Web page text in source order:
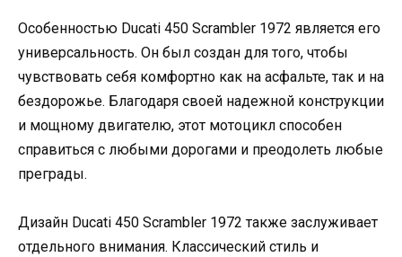
Особенностью Ducati 450 Scrambler 1972 является его
универсальность. Он был создан для того, чтобы
чувствовать себя комфортно как на асфальте, так и на
бездорожье. Благодаря своей надежной конструкции
и мощному двигателю, этот мотоцикл способен
справиться с любыми дорогами и преодолеть любые
преграды.
Дизайн Ducati 450 Scrambler 1972 также заслуживает
отдельного внимания. Классический стиль и